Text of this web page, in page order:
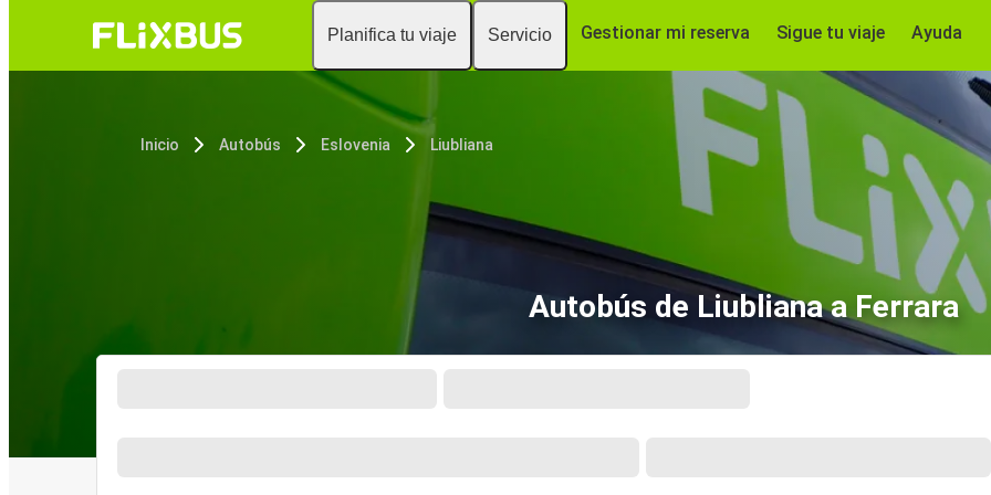
Planifica tu viaje Servicio Gestionar mi reserva Sigue tu viaje Ayuda
Inicio Autobús Eslovenia Liubliana
Autobús de Liubliana a Ferrara